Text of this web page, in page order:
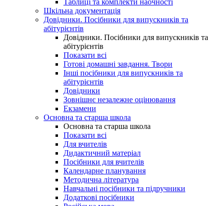
Таблиці та комплекти наочності
Шкільна документація
Довідники. Посібники для випускників та
абітурієнтів
Довідники. Посібники для випускників та
абітурієнтів
Показати всі
Готові домашні завдання. Твори
Інші посібники для випускників та
абітурієнтів
Довідники
Зовнішнє незалежне оцінювання
Екзамени
Основна та старша школа
Основна та старша школа
Показати всі
Для вчителів
Дидактичний матеріал
Посібники для вчителів
Календарне планування
Методична література
Навчальні посібники та підручники
Додаткові посібники